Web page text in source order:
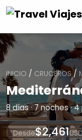
INICIO / CRUCEROS/
8 días · 7 noches ·
Desde$2,461